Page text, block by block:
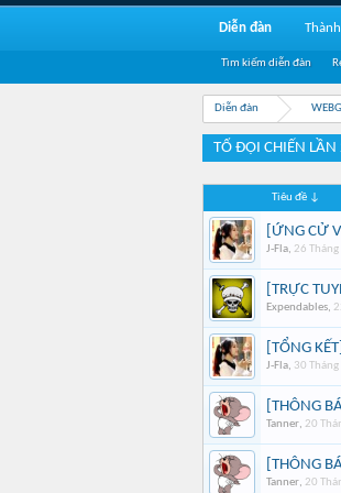
Diễn đàn
TỔ ĐỘI CHIẾN LẦN
Tiêu đề ↓
[ỨNG CỬ
J-Fla, 26
[TRỰC
Expendables,
[TỔNG
J-Fla, 30
[THÔNG
Tanner, 20
[THÔNG
Tanner, 20
Diễn đàn
Tìm kiếm diễn đàn